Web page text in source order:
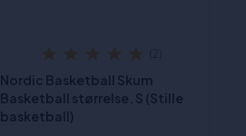
Nordic Basketball Skum
Basketball størrelse. S (Stille
basketball)